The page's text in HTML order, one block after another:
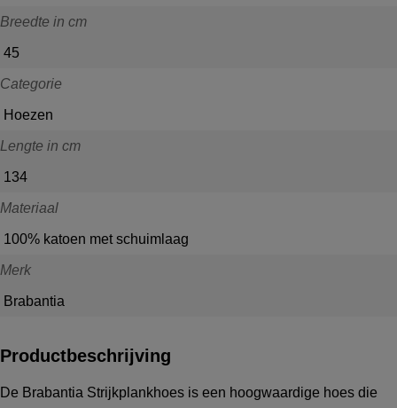
Breedte in cm
45
Categorie
Hoezen
Lengte in cm
134
Materiaal
100% katoen met schuimlaag
Merk
Brabantia
Productbeschrijving
De Brabantia Strijkplankhoes is een hoogwaardige hoes die